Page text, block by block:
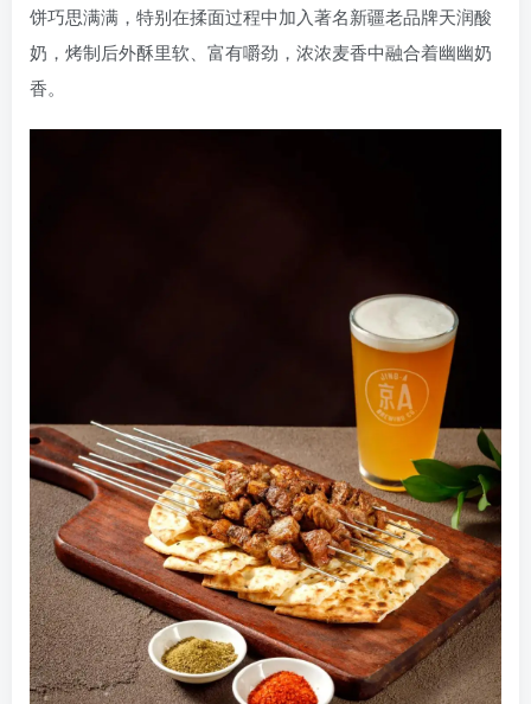
饼巧思满满，特别在揉面过程中加入著名新疆老品牌天润酸
奶，烤制后外酥里软、富有嚼劲，浓浓麦香中融合着幽幽奶
香。